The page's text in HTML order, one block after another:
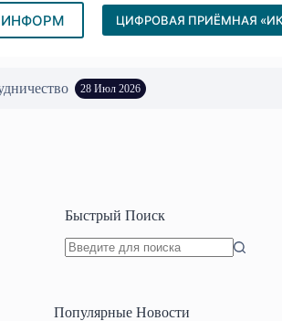
ЦИФРОВАЯ ПРИЁМНАЯ
Быстрый Поиск
Популярные Новости